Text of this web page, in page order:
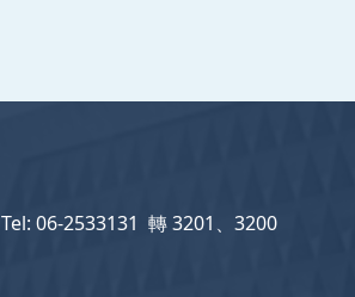
Tel: 06-2533131 轉 3201、3200